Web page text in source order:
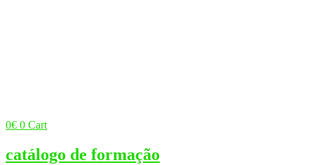
0€ 0 Cart
catálogo de formação